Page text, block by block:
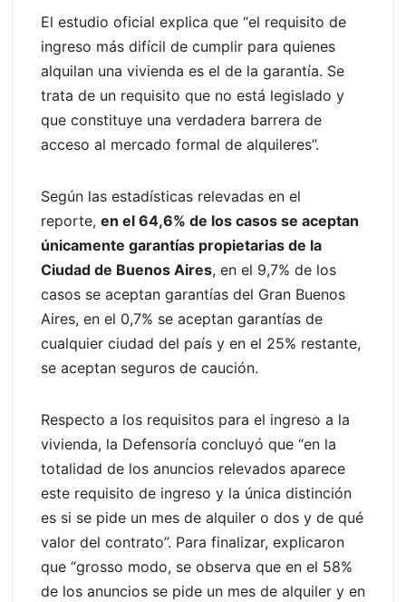
El estudio oficial explica que “el requisito de
ingreso más difícil de cumplir para quienes
alquilan una vivienda es el de la garantía. Se
trata de un requisito que no está legislado y
que constituye una verdadera barrera de
acceso al mercado formal de alquileres”.
Según las estadísticas relevadas en el
reporte, en el 64,6% de los casos se aceptan
únicamente garantías propietarias de la
Ciudad de Buenos Aires, en el 9,7% de los
casos se aceptan garantías del Gran Buenos
Aires, en el 0,7% se aceptan garantías de
cualquier ciudad del país y en el 25% restante,
se aceptan seguros de caución.
Respecto a los requisitos para el ingreso a la
vivienda, la Defensoría concluyó que “en la
totalidad de los anuncios relevados aparece
este requisito de ingreso y la única distinción
es si se pide un mes de alquiler o dos y de qué
valor del contrato”. Para finalizar, explicaron
que “grosso modo, se observa que en el 58%
de los anuncios se pide un mes de alquiler y en